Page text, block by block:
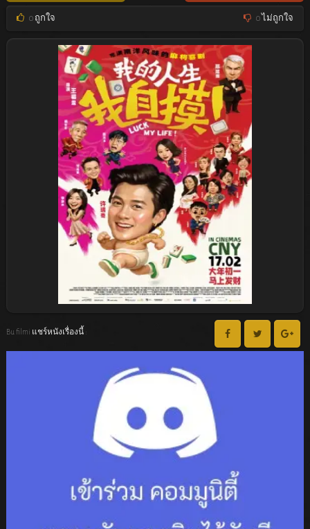
0ถูกใจ 0ไม่ถูกใจ
Bu filmi แชร์หนังเรื่องนี้ :